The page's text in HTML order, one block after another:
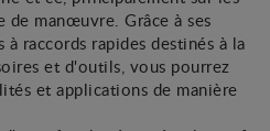
de manœuvre. Grâce à ses
raccords rapides destinés à la
et d'outils, vous pourrez
et applications de manière